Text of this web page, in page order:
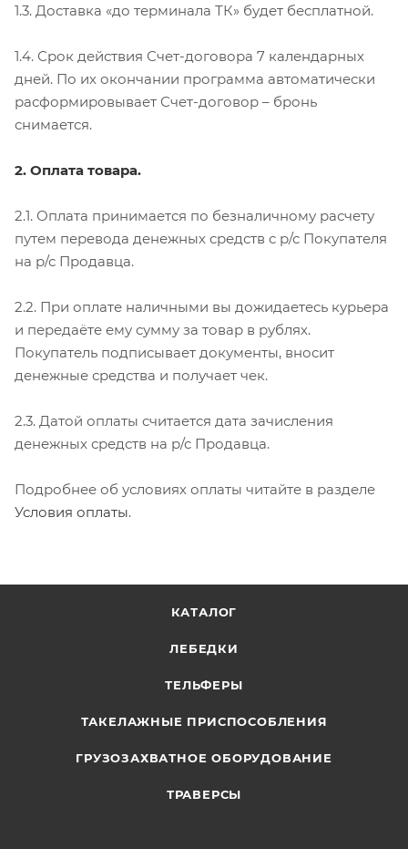
1.3. Доставка «до терминала ТК» будет бесплатной.
1.4. Срок действия Счет-договора 7 календарных
дней. По их окончании программа автоматически
расформировывает Счет-договор – бронь
снимается.
2. Оплата товара.
2.1. Оплата принимается по безналичному расчету
путем перевода денежных средств с р/с Покупателя
на р/с Продавца.
2.2. При оплате наличными вы дожидаетесь курьера
и передаёте ему сумму за товар в рублях.
Покупатель подписывает документы, вносит
денежные средства и получает чек.
2.3. Датой оплаты считается дата зачисления
денежных средств на р/с Продавца.
Подробнее об условиях оплаты читайте в разделе
Условия оплаты.
КАТАЛОГ
ЛЕБЕДКИ
ТЕЛЬФЕРЫ
ТАКЕЛАЖНЫЕ ПРИСПОСОБЛЕНИЯ
ГРУЗОЗАХВАТНОЕ ОБОРУДОВАНИЕ
ТРАВЕРСЫ